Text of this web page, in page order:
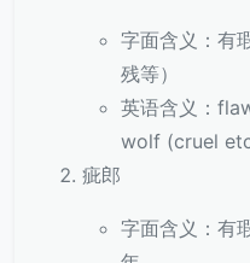
字面含义：有
残等）
英语含义：
wolf (cruel
疵郎
字面含义：有